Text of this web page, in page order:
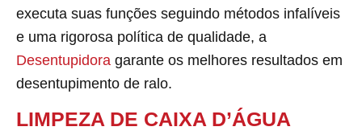
executa suas funções seguindo métodos infalíveis
e uma rigorosa política de qualidade, a
Desentupidora garante os melhores resultados em
desentupimento de ralo.
LIMPEZA DE CAIXA D’ÁGUA